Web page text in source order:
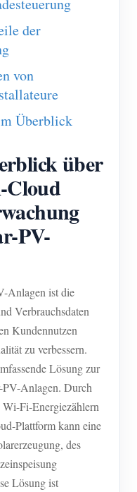
der
von
Überblick
über
PV-
Anlagen ist die
Verbrauchsdaten
Kundennutzen
zu verbessern.
Lösung zur
PV-Anlagen. Durch
Fi-Energiezählern
Plattform kann eine
des
Lösung ist